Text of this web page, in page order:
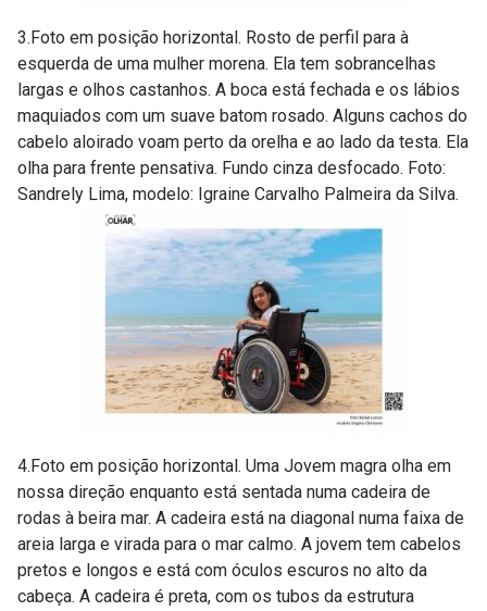
3.Foto em posição horizontal. Rosto de perfil para à
esquerda de uma mulher morena. Ela tem sobrancelhas
largas e olhos castanhos. A boca está fechada e os lábios
maquiados com um suave batom rosado. Alguns cachos do
cabelo aloirado voam perto da orelha e ao lado da testa. Ela
olha para frente pensativa. Fundo cinza desfocado. Foto:
Sandrely Lima, modelo: Igraine Carvalho Palmeira da Silva.
4.Foto em posição horizontal. Uma Jovem magra olha em
nossa direção enquanto está sentada numa cadeira de
rodas à beira mar. A cadeira está na diagonal numa faixa de
areia larga e virada para o mar calmo. A jovem tem cabelos
pretos e longos e está com óculos escuros no alto da
cabeça. A cadeira é preta, com os tubos da estrutura